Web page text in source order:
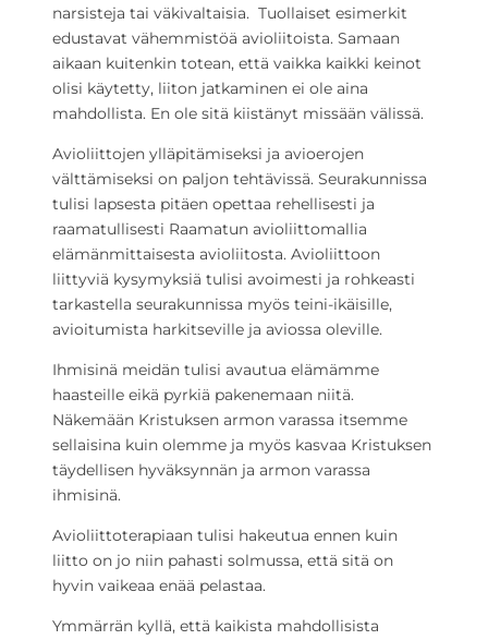
narsisteja tai väkivaltaisia. Tuollaiset esimerkit
edustavat vähemmistöä avioliitoista. Samaan
aikaan kuitenkin totean, että vaikka kaikki keinot
olisi käytetty, liiton jatkaminen ei ole aina
mahdollista. En ole sitä kiistänyt missään välissä.
Avioliittojen ylläpitämiseksi ja avioerojen
välttämiseksi on paljon tehtävissä. Seurakunnissa
tulisi lapsesta pitäen opettaa rehellisesti ja
raamatullisesti Raamatun avioliittomallia
elämänmittaisesta avioliitosta. Avioliittoon
liittyviä kysymyksiä tulisi avoimesti ja rohkeasti
tarkastella seurakunnissa myös teini-ikäisille,
avioitumista harkitseville ja aviossa oleville.
Ihmisinä meidän tulisi avautua elämämme
haasteille eikä pyrkiä pakenemaan niitä.
Näkemään Kristuksen armon varassa itsemme
sellaisina kuin olemme ja myös kasvaa Kristuksen
täydellisen hyväksynnän ja armon varassa
ihmisinä.
Avioliittoterapiaan tulisi hakeutua ennen kuin
liitto on jo niin pahasti solmussa, että sitä on
hyvin vaikeaa enää pelastaa.
Ymmärrän kyllä, että kaikista mahdollisista